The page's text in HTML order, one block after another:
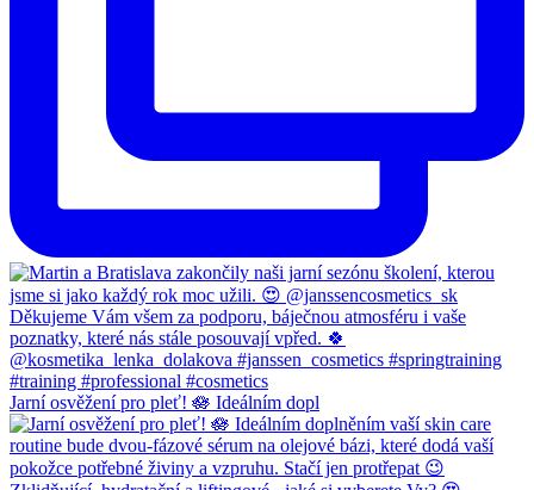
Jarní osvěžení pro pleť! 🪷 Ideálním dopl